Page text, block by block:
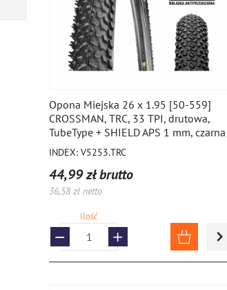
Opona Miejska 26 x 1.95 [50-559]
CROSSMAN, TRC, 33 TPI, drutowa,
TubeType + SHIELD APS 1 mm, czarna
INDEX: V5253.TRC
44,99 zł brutto
36,58 zł netto
Ilość